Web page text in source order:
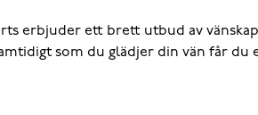
erbjuder ett brett utbud av
som du glädjer din vän får du